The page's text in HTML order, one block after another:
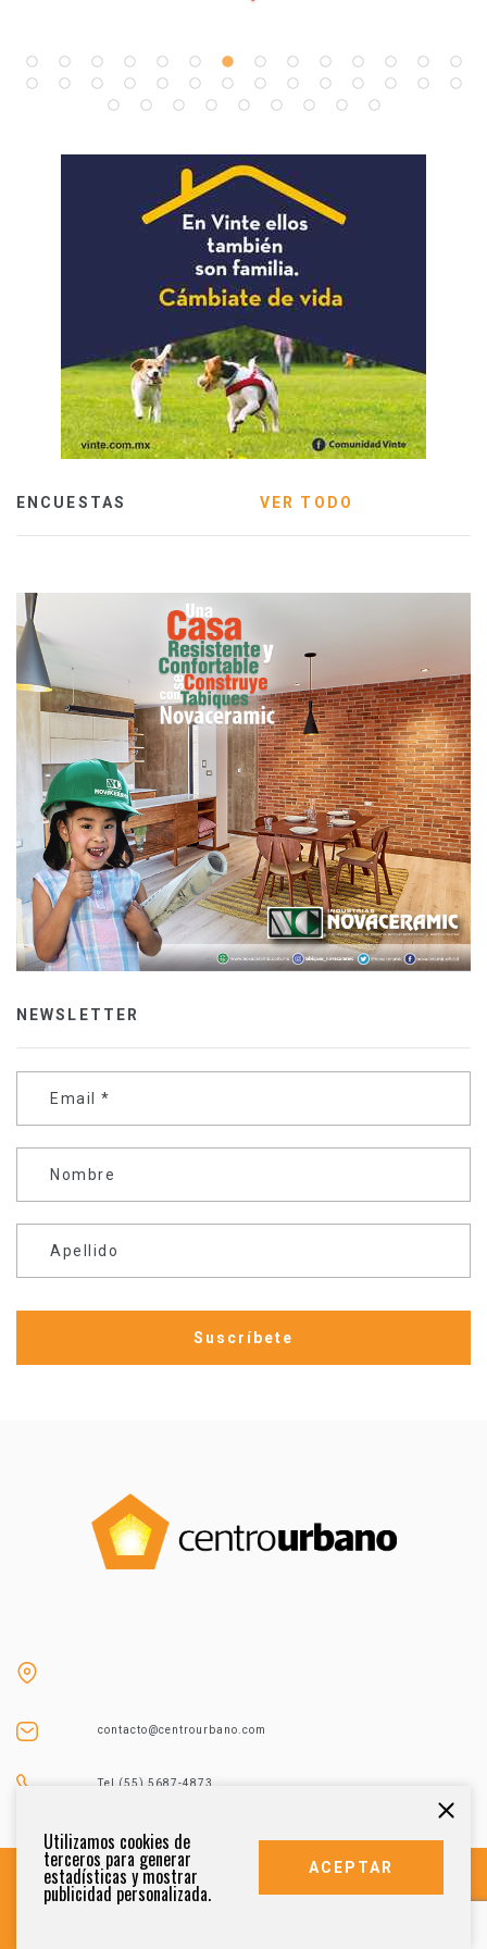
ENCUESTAS VER TODO
NEWSLETTER
Email *
Nombre
Apellido
contacto@centrourbano.com
Tel (55) 5687-4873
Utilizamos cookies de
terceros para generar
estadísticas y mostrar
publicidad personalizada.
ACEPTAR